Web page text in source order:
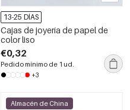
13-25 DÍAS
Cajas de joyería de papel de
color liso
€0,32
Pedido mínimo de 1 ud.
+3
Almacén de China